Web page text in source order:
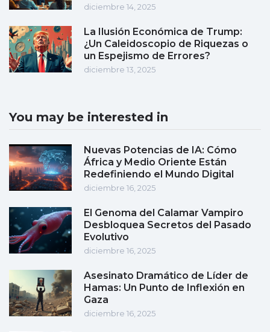
diciembre 14, 2025
La Ilusión Económica de Trump:
¿Un Caleidoscopio de Riquezas o
un Espejismo de Errores?
diciembre 13, 2025
You may be interested in
Nuevas Potencias de IA: Cómo
África y Medio Oriente Están
Redefiniendo el Mundo Digital
diciembre 16, 2025
El Genoma del Calamar Vampiro
Desbloquea Secretos del Pasado
Evolutivo
diciembre 16, 2025
Asesinato Dramático de Líder de
Hamas: Un Punto de Inflexión en
Gaza
diciembre 16, 2025